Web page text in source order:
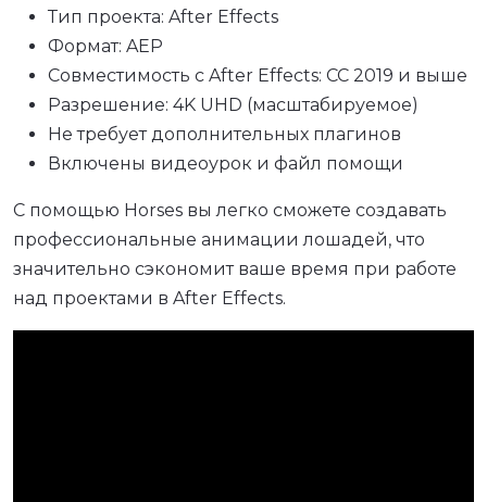
Тип проекта: After Effects
Формат: AEP
Совместимость с After Effects: CC 2019 и выше
Разрешение: 4K UHD (масштабируемое)
Не требует дополнительных плагинов
Включены видеоурок и файл помощи
С помощью Horses вы легко сможете создавать
профессиональные анимации лошадей, что
значительно сэкономит ваше время при работе
над проектами в After Effects.